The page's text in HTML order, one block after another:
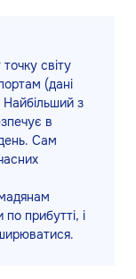
світу
(дані
Найбільший з
в
Сам
прибутті, і